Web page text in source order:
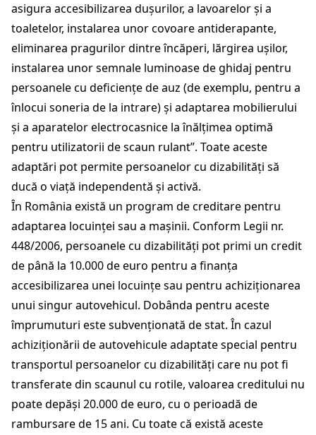
asigura accesibilizarea dușurilor, a lavoarelor și a
toaletelor, instalarea unor covoare antiderapante,
eliminarea pragurilor dintre încăperi, lărgirea ușilor,
instalarea unor semnale luminoase de ghidaj pentru
persoanele cu deficiențe de auz (de exemplu, pentru a
înlocui soneria de la intrare) și adaptarea mobilierului
și a aparatelor electrocasnice la înălțimea optimă
pentru utilizatorii de scaun rulant”. Toate aceste
adaptări pot permite persoanelor cu dizabilități să
ducă o viață independentă și activă.
În România există un program de creditare pentru
adaptarea locuinței sau a mașinii. Conform Legii nr.
448/2006, persoanele cu dizabilități pot primi un credit
de până la 10.000 de euro pentru a finanța
accesibilizarea unei locuințe sau pentru achiziționarea
unui singur autovehicul. Dobânda pentru aceste
împrumuturi este subvenționată de stat. În cazul
achiziționării de autovehicule adaptate special pentru
transportul persoanelor cu dizabilități care nu pot fi
transferate din scaunul cu rotile, valoarea creditului nu
poate depăși 20.000 de euro, cu o perioadă de
rambursare de 15 ani. Cu toate că există aceste